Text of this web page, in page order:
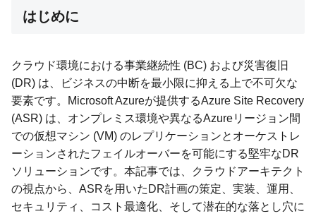
はじめに
クラウド環境における事業継続性 (BC) および災害復旧
(DR) は、ビジネスの中断を最小限に抑える上で不可欠な
要素です。Microsoft Azureが提供するAzure Site Recovery
(ASR) は、オンプレミス環境や異なるAzureリージョン間
での仮想マシン (VM) のレプリケーションとオーケストレ
ーションされたフェイルオーバーを可能にする堅牢なDR
ソリューションです。本記事では、クラウドアーキテクト
の視点から、ASRを用いたDR計画の策定、実装、運用、
セキュリティ、コスト最適化、そして潜在的な落とし穴に